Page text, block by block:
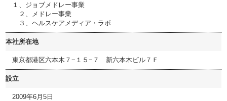
１、ジョブメドレー事業
２、メドレー事業
３、ヘルスケアメディア・ラボ
本社所在地
東京都港区六本木７−１５−７ 新六本木ビル７Ｆ
設立
2009年6月5日